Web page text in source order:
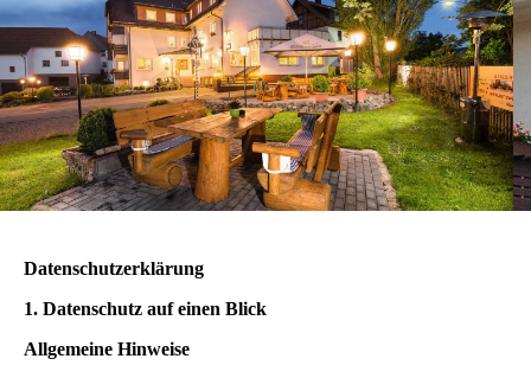
Datenschutz­erklärung
1. Datenschutz auf einen Blick
Allgemeine Hinweise